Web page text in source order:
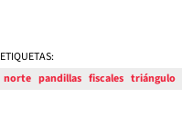
ETIQUETAS:
norte pandillas fiscales triángulo